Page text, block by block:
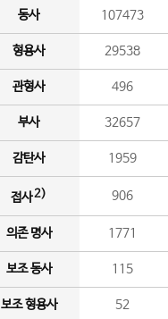
동사 107473
형용사 29538
관형사 496
부사 32657
감탄사 1959
접사2) 906
의존 명사 1771
보조 동사 115
보조 형용사 52